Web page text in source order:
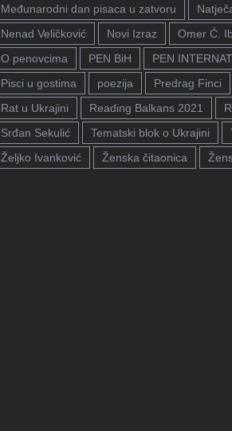
Međunarodni dan pisaca u zatvoru
Nenad Veličković
Novi Izraz
Omer Ć.
O penovcima
PEN BiH
PEN
Pisci u gostima
poezija Predrag Finci
Rat u Ukrajini
Reading Balkans 2021
Srđan Sekulić
Tematski blok o Ukrajini
Željko Ivanković
Ženska čitaonica